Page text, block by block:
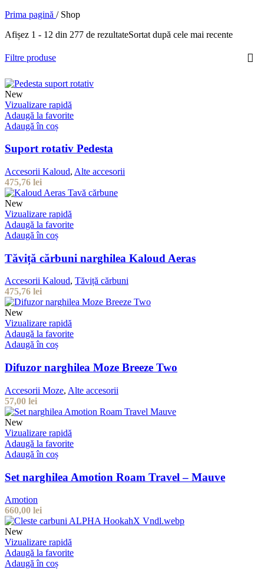
Prima pagină / Shop
Afișez 1 - 12 din 277 de rezultateSortat după cele mai recente
Filtre produse
New
Vizualizare rapidă
Adaugă la favorite
Adaugă în coș
Suport rotativ Pedesta
Accesorii Kaloud, Alte accesorii
475,76 lei
New
Vizualizare rapidă
Adaugă la favorite
Adaugă în coș
Tăviță cărbuni narghilea Kaloud Aeras
Accesorii Kaloud, Tăviță cărbuni
475,76 lei
New
Vizualizare rapidă
Adaugă la favorite
Adaugă în coș
Difuzor narghilea Moze Breeze Two
Accesorii Moze, Alte accesorii
57,00 lei
New
Vizualizare rapidă
Adaugă la favorite
Adaugă în coș
Set narghilea Amotion Roam Travel – Mauve
Amotion
660,00 lei
New
Vizualizare rapidă
Adaugă la favorite
Adaugă în coș